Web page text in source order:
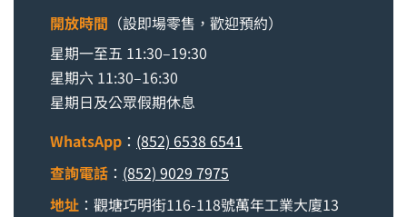
開放時間 （設即場零售，歡迎預約）
星期一至五 11:30–19:30
星期六 11:30–16:30
星期日及公眾假期休息
WhatsApp ： (852) 6538 6541
查詢電話 ： (852) 9029 7975
地址 ：觀塘巧明街116-118號萬年工業大廈13